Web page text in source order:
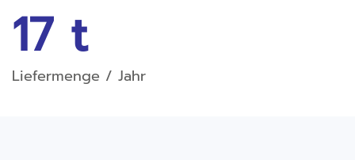
17 t
Liefermenge / Jahr